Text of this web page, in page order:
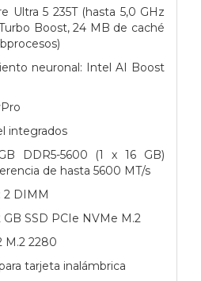
Ultra 5 235T (hasta 5,0 GHz
Boost, 24 MB de caché
neuronal: Intel AI Boost
integrados
DDR5-5600 (1 x 16 GB)
de hasta 5600 MT/s
2 DIMM
SSD PCIe NVMe M.2
M.2 2280
tarjeta inalámbrica